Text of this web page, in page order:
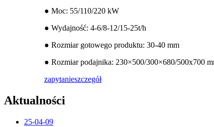
● Moc: 55/110/220 kW
● Wydajność: 4-6/8-12/15-25t/h
● Rozmiar gotowego produktu: 30-40 mm
● Rozmiar podajnika: 230×500/300×680/500x700
zapytanieszczegół
Aktualności
25-04-09